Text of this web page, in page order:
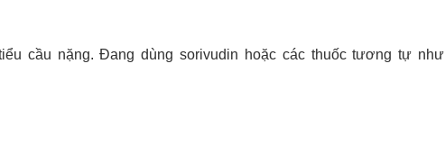
cầu nặng. Đang dùng sorivudin hoặc các thuốc tương tự như